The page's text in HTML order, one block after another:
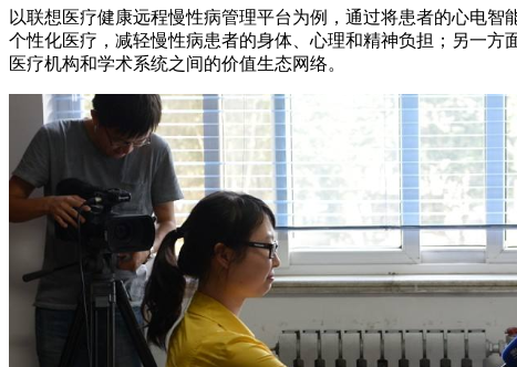
以联想医疗健康远程慢性病管理平台为例，通过将患者的心电
个性化医疗，减轻慢性病患者的身体、心理和精神负担；另一方
医疗机构和学术系统之间的价值生态网络。